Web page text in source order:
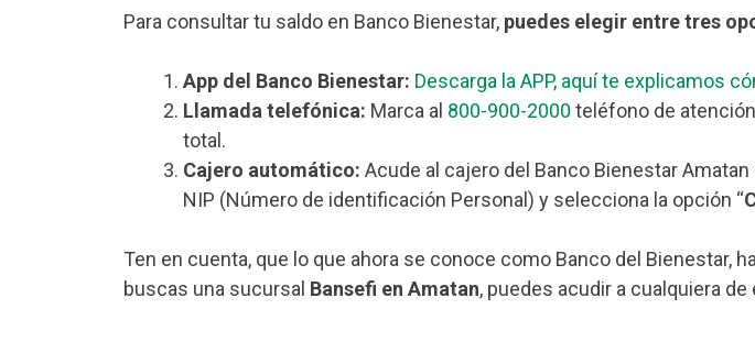
Para consultar tu saldo en Banco Bienestar, puedes elegir entre tres
App del Banco Bienestar: Descarga la APP, aquí te explicamos
Llamada telefónica: Marca al 800-900-2000 teléfono de
total.
Cajero automático: Acude al cajero del Banco Bienestar
NIP (Número de identificación Personal) y selecciona la opción “
Ten en cuenta, que lo que ahora se conoce como Banco del Bienestar,
buscas una sucursal Bansefi en Amatan, puedes acudir a cualquiera de